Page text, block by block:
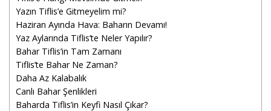
Yazın Tiflis’e Gitmeyelim mi?
Haziran Ayında Hava: Baharın Devamı!
Yaz Aylarında Tiflis’te Neler Yapılır?
Bahar Tiflis’in Tam Zamanı
Tiflis’te Bahar Ne Zaman?
Daha Az Kalabalık
Canlı Bahar Şenlikleri
Baharda Tiflis’in Keyfi Nasıl Çıkar?